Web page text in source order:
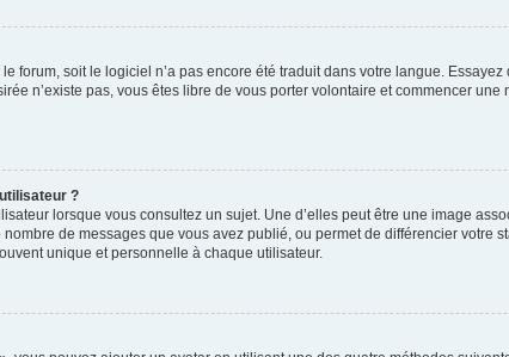
forum, soit le logiciel n’a pas encore été traduit dans votre langue.
n’existe pas, vous êtes libre de vous porter volontaire et commencer
?
lorsque vous consultez un sujet. Une d’elles peut être une image
de messages que vous avez publié, ou permet de différencier votre
unique et personnelle à chaque utilisateur.